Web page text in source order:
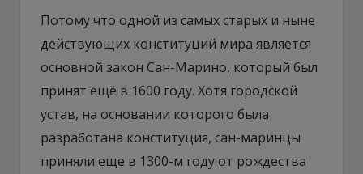
Потому что одной из самых старых и ныне
действующих конституций мира является
основной закон Сан-Марино, который был
принят ещё в 1600 году. Хотя городской
устав, на основании которого была
разработана конституция, сан-маринцы
приняли еще в 1300-м году от рождества